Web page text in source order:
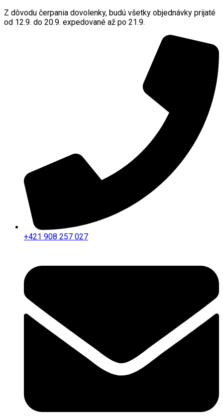
Z dôvodu čerpania dovolenky, budú všetky objednávky prijaté
od 12.9. do 20.9. expedované až po 21.9.
+421 908 257 027